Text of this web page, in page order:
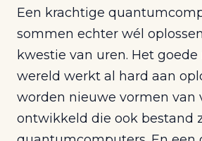
Een krachtige
sommen echter wél
kwestie van uren. Het goede
wereld werkt al hard aan
worden nieuwe vormen van
ontwikkeld die ook bestand